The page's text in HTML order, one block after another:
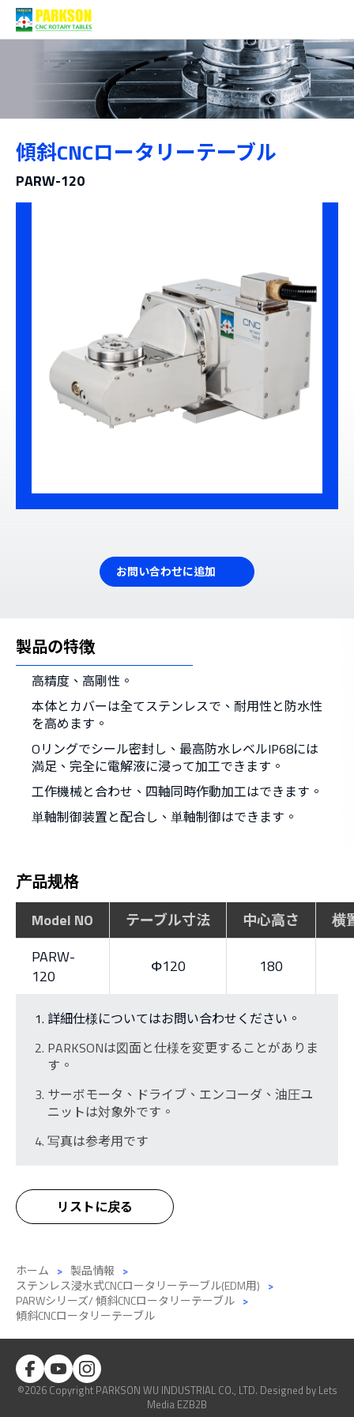
製品情報
カテゴリー
傾斜CNCロータリーテーブル
PARW-120
お問い合わせに追加
製品の特徴
高精度、高剛性。
本体とカバーは全てステンレスで、耐用性と防水性
を高めます。
Oリングでシール密封し、最高防水レベルIP68には
満足、完全に電解液に浸って加工できます。
工作機械と合わせ、四軸同時作動加工はできます。
単軸制御装置と配合し、単軸制御はできます。
产品规格
Model NO テーブル寸法 中心高さ
横
PARW-
120
Φ120 180
詳細仕様についてはお問い合わせください。
PARKSONは図面と仕様を変更することがありま
す。
サーボモータ、ドライブ、エンコーダ、油圧ユ
ニットは対象外です。
写真は参考用です
リストに戻る
ホーム
製品情報
ステンレス浸水式CNCロータリーテーブル(EDM用)
PARWシリーズ/ 傾斜CNCロータリーテーブル
傾斜CNCロータリーテーブル
©2026 Copyright PARKSON WU INDUSTRIAL CO., LTD. Designed by Lets
Media EZB2B